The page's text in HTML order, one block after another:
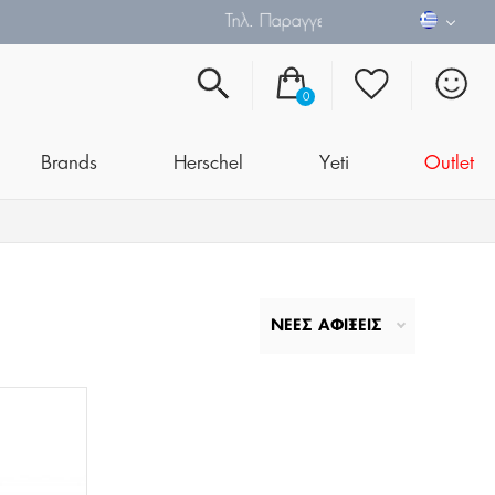
0
Brands Herschel Yeti Outlet
ΝΕΕΣ ΑΦΙΞΕΙΣ